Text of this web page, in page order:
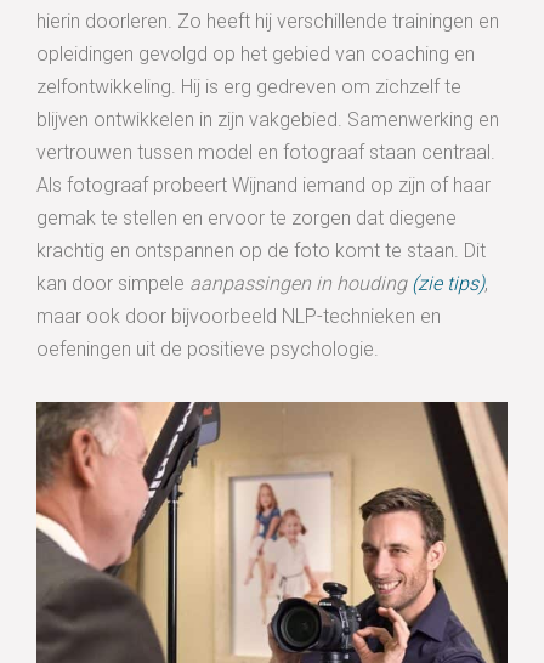
hierin doorleren. Zo heeft hij verschillende trainingen en
opleidingen gevolgd op het gebied van coaching en
zelfontwikkeling. Hij is erg gedreven om zichzelf te
blijven ontwikkelen in zijn vakgebied. Samenwerking en
vertrouwen tussen model en fotograaf staan centraal.
Als fotograaf probeert Wijnand iemand op zijn of haar
gemak te stellen en ervoor te zorgen dat diegene
krachtig en ontspannen op de foto komt te staan. Dit
kan door simpele aanpassingen in houding (zie tips),
maar ook door bijvoorbeeld NLP-technieken en
oefeningen uit de positieve psychologie.